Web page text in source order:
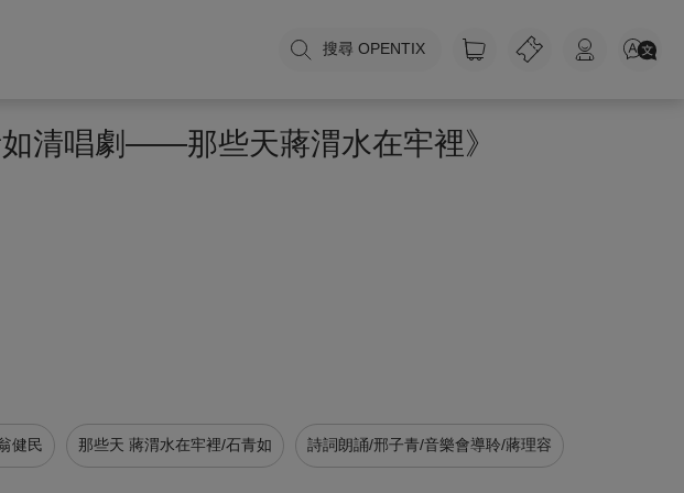
搜尋 OPENTIX
清唱劇——那些天蔣渭水在牢裡》
健民 那些天 蔣渭水在牢裡/石青如 詩詞朗誦/邢子青/音樂會導聆/蔣理容